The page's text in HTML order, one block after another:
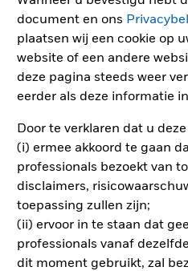
document en ons
plaatsen wij een cookie op
website of een andere
deze pagina steeds weer
eerder als deze informatie
Door te verklaren dat u
(i) ermee akkoord te gaan
professionals bezoekt van
disclaimers,
toepassing zullen zijn;
(ii) ervoor in te staan dat
professionals vanaf
dit moment gebruikt, zal
to 2026-07-31 00:00:00.
Op jaarbasis Cumulatief
prestatie van het product als
met de benchmark. Het
en het met de benchmark te
categories.
Values. Range: -30 to 40.